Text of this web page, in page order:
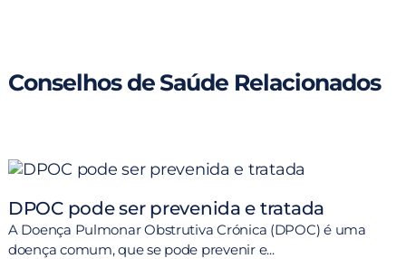
Conselhos de Saúde Relacionados
DPOC pode ser prevenida e tratada
A Doença Pulmonar Obstrutiva Crónica (DPOC) é uma
doença comum, que se pode prevenir e...